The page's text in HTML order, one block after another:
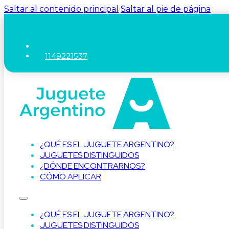
Saltar al contenido principal Saltar al pie de página
1149221537
¿QUÉ ES EL JUGUETE ARGENTINO?
JUGUETES DISTINGUIDOS
¿DÓNDE ENCONTRARNOS?
CÓMO APLICAR
¿QUÉ ES EL JUGUETE ARGENTINO?
JUGUETES DISTINGUIDOS